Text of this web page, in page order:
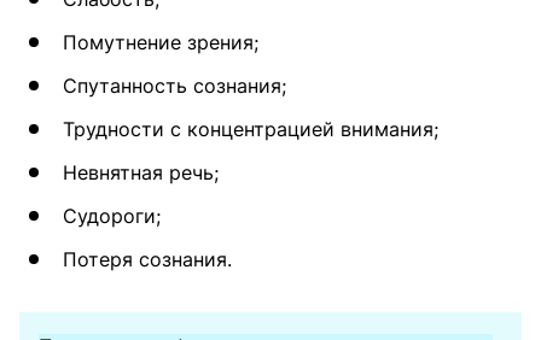
Помутнение зрения;
Спутанность сознания;
Трудности с концентрацией внимания;
Невнятная речь;
Судороги;
Потеря сознания.